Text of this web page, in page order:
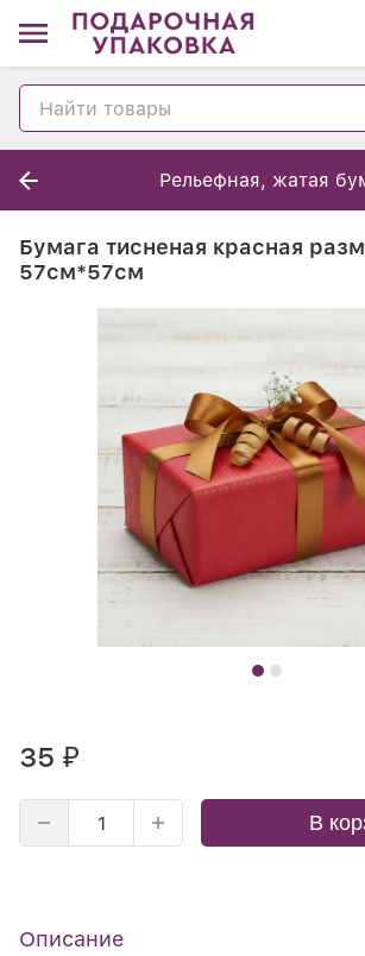
Рельефная, жатая
Бумага тисненая красная
57см*57см
35 ₽
В
Описание